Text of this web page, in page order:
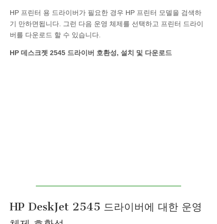
HP 프린터 용 드라이버가 필요한 경우 HP 프린터 모델을 검색하
기 만하면됩니다. 그런 다음 운영 체제를 선택하고 프린터 드라이
버를 다운로드 할 수 있습니다.
HP 데스크젯 2545 드라이버 호환성, 설치 및 다운로드
HP DeskJet 2545 드라이버에 대한 운영